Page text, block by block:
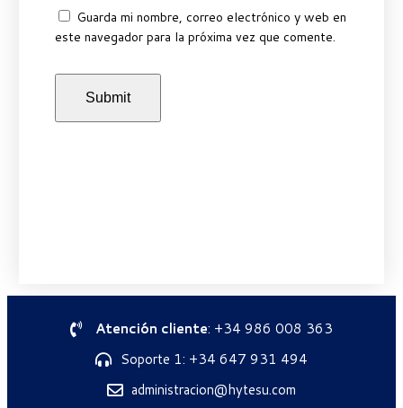
Guarda mi nombre, correo electrónico y web en
este navegador para la próxima vez que comente.
Atención cliente: +34 986 008 363
Soporte 1: +34 647 931 494
administracion@hytesu.com